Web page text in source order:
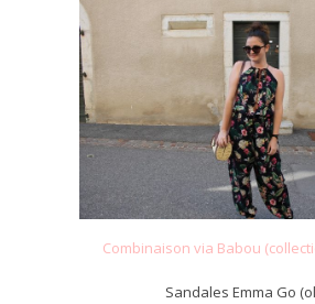
Combinaison via Babou
Sandales Emma Go